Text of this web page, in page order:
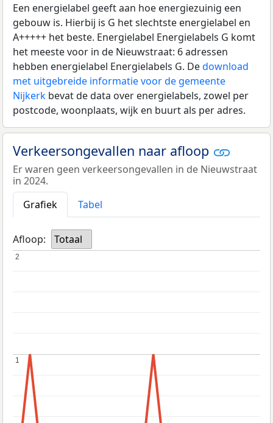
Een energielabel geeft aan hoe energiezuinig een
gebouw is. Hierbij is G het slechtste energielabel en
A+++++ het beste. Energielabel Energielabels G komt
het meeste voor in de Nieuwstraat: 6 adressen
hebben energielabel Energielabels G. Dedownload
met uitgebreide informatie voor de gemeente
Nijkerk bevat de data over energielabels, zowel per
postcode, woonplaats, wijk en buurt als per adres.
Verkeersongevallen naar afloop
Er waren geen verkeersongevallen in de Nieuwstraat
in 2024.
Grafiek
Tabel
Afloop: Totaal
1
1
2
2